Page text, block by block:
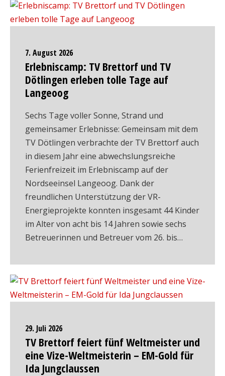
7. August 2026
Erlebniscamp: TV Brettorf und TV
Dötlingen erleben tolle Tage auf
Langeoog
Sechs Tage voller Sonne, Strand und
gemeinsamer Erlebnisse: Gemeinsam mit dem
TV Dötlingen verbrachte der TV Brettorf auch
in diesem Jahr eine abwechslungsreiche
Ferienfreizeit im Erlebniscamp auf der
Nordseeinsel Langeoog. Dank der
freundlichen Unterstützung der VR-
Energieprojekte konnten insgesamt 44 Kinder
im Alter von acht bis 14 Jahren sowie sechs
Betreuerinnen und Betreuer vom 26. bis…
29. Juli 2026
TV Brettorf feiert fünf Weltmeister und
eine Vize-Weltmeisterin – EM-Gold für
Ida Jungclaussen